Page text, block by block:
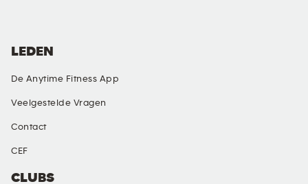
CLUBS
LEDEN
De Anytime Fitness App
Veelgestelde Vragen
Contact
CEF